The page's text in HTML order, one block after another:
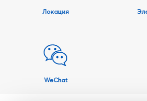
Локация
WeChat